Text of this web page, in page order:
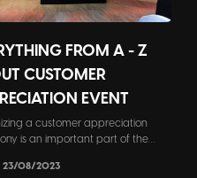
FROM A - Z
CUSTOMER
EVENT
a customer appreciation
is an important part of the
opportunity to show gratitude
23/08/2023